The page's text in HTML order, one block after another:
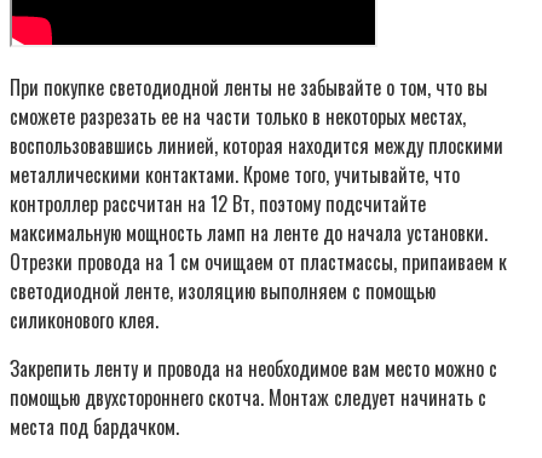
При покупке светодиодной ленты не забывайте о том, что вы
сможете разрезать ее на части только в некоторых местах,
воспользовавшись линией, которая находится между плоскими
металлическими контактами. Кроме того, учитывайте, что
контроллер рассчитан на 12 Вт, поэтому подсчитайте
максимальную мощность ламп на ленте до начала установки.
Отрезки провода на 1 см очищаем от пластмассы, припаиваем к
светодиодной ленте, изоляцию выполняем с помощью
силиконового клея.
Закрепить ленту и провода на необходимое вам место можно с
помощью двухстороннего скотча. Монтаж следует начинать с
места под бардачком.